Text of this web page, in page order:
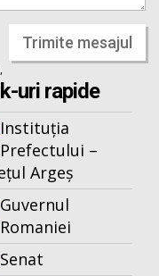
Trimite mesajul
uri rapide
Instituția
Prefectului –
Argeș
Guvernul
Romaniei
Senat